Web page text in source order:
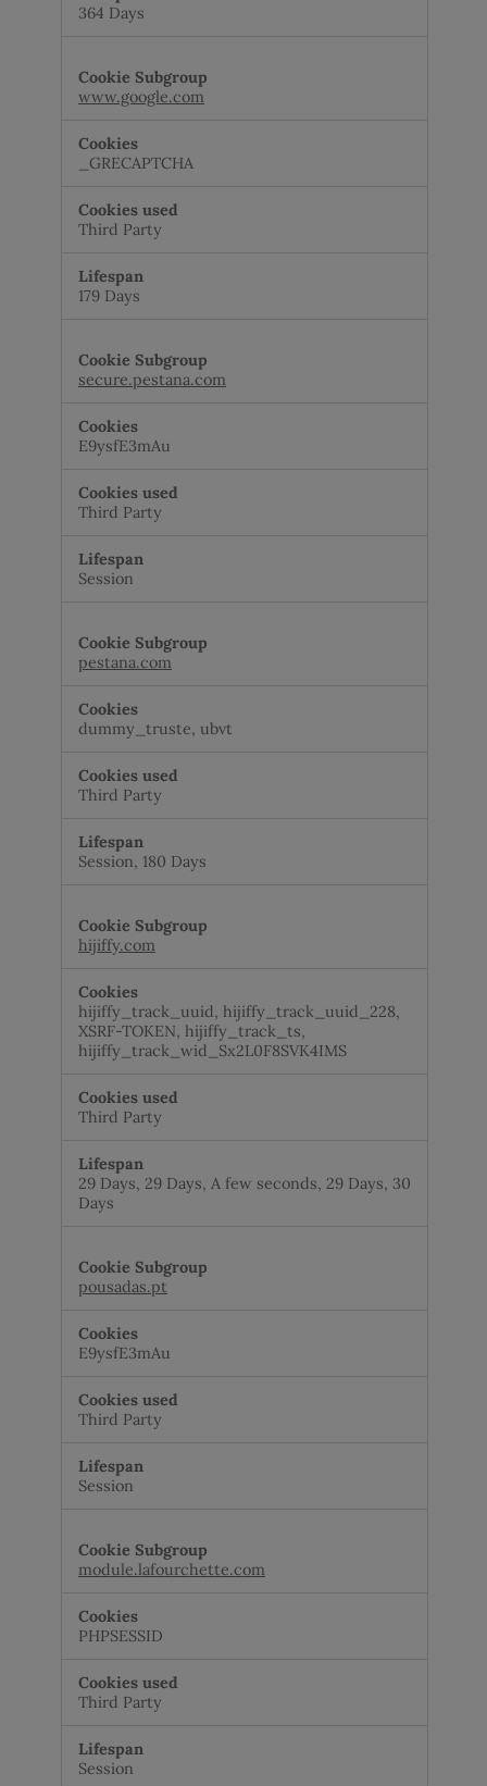
364 Days
www.google.com
_GRECAPTCHA
Third Party
179 Days
secure.pestana.com
E9ysfE3mAu
Third Party
Session
pestana.com
dummy_truste, ubvt
Third Party
Session, 180 Days
hijiffy.com
hijiffy_track_uuid, hijiffy_track_uuid_228,
XSRF-TOKEN, hijiffy_track_ts,
hijiffy_track_wid_Sx2L0F8SVK4IMS
Third Party
29 Days, 29 Days, A few seconds, 29 Days, 30
Days
pousadas.pt
E9ysfE3mAu
Third Party
Session
module.lafourchette.com
PHPSESSID
Third Party
Session